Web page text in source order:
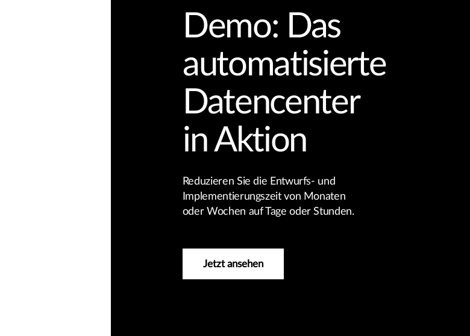
Demo: Das
automatisierte
Datencenter
in Aktion
Reduzieren Sie die Entwurfs- und
Implementierungszeit von Monaten
oder Wochen auf Tage oder Stunden.
Jetzt ansehen